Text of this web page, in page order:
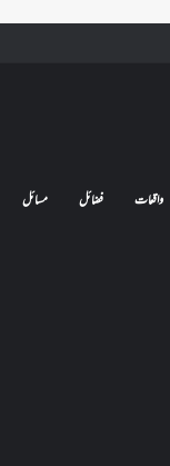
واقعات فضائل مسائل